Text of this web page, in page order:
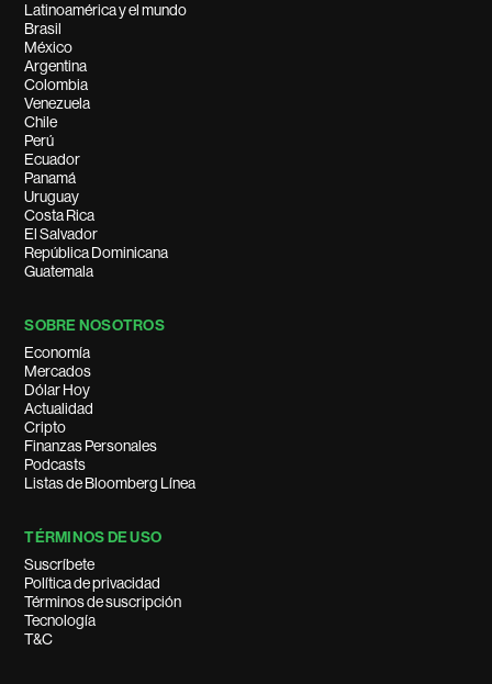
Latinoamérica y el mundo
Brasil
México
Argentina
Colombia
Venezuela
Chile
Perú
Ecuador
Panamá
Uruguay
Costa Rica
El Salvador
República Dominicana
Guatemala
SOBRE NOSOTROS
Economía
Mercados
Dólar Hoy
Actualidad
Cripto
Finanzas Personales
Podcasts
Listas de Bloomberg Línea
TÉRMINOS DE USO
Suscríbete
Política de privacidad
Términos de suscripción
Tecnología
T&C